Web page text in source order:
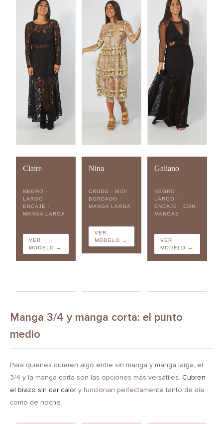
Claire
NEGRO ·
LARGO ·
ENCAJE ·
MANGA LARGA
VER
MODELO →
Nina
CRUDO · MIDI ·
BORDADO ·
MANGA LARGA
VER
MODELO →
Galiano
NEGRO ·
LARGO ·
ENCAJE · CON
MANGAS
VER
MODELO →
Manga 3/4 y manga corta: el punto
medio
Para quienes quieren algo entre sin manga y manga larga, el
3/4 y la manga corta son las opciones más versátiles. Cubren
el brazo sin dar calory funcionan perfectamente tanto de día
como de noche.